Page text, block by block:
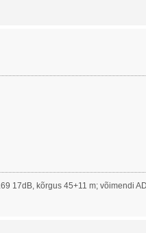
17dB, kõrgus 45+11 m; võimendi